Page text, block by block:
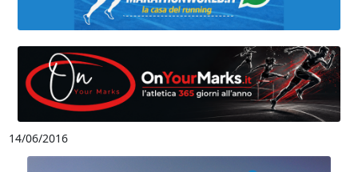
14/06/2016